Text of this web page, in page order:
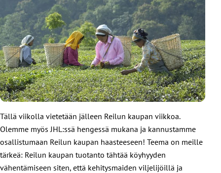
Tällä viikolla vietetään jälleen Reilun kaupan viikkoa.
Olemme myös JHL:ssä hengessä mukana ja kannustamme
osallistumaan Reilun kaupan haasteeseen! Teema on meille
tärkeä: Reilun kaupan tuotanto tähtää köyhyyden
vähentämiseen siten, että kehitysmaiden viljelijöillä ja